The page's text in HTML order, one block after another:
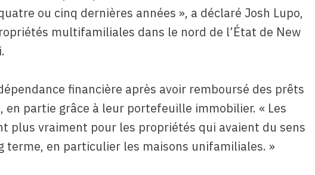
ou cinq dernières années », a déclaré Josh Lupo,
multifamiliales dans le nord de l’État de New
financière après avoir remboursé des prêts
partie grâce à leur portefeuille immobilier. « Les
plus vraiment pour les propriétés qui avaient du sens
terme, en particulier les maisons unifamiliales. »